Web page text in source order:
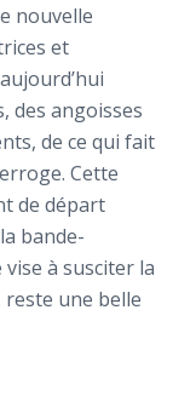
nouvelle
et
des angoisses
de ce qui fait
Cette
de départ
bande-
vise à susciter la
une belle